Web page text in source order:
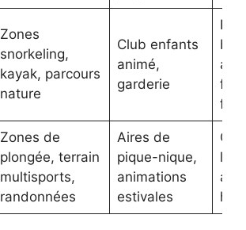
Zones
snorkeling,
kayak, parcours
nature
Club enfants
animé,
garderie
Zones de
plongée, terrain
multisports,
randonnées
Aires de
pique-nique,
animations
estivales